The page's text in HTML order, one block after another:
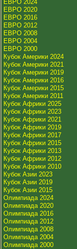
ЕВРО 2024
ЕВРО 2020
ЕВРО 2016
ЕВРО 2012
ЕВРО 2008
ЕВРО 2004
ЕВРО 2000
Кубок Америки 2024
Кубок Америки 2021
Кубок Америки 2019
Кубок Америки 2016
Кубок Америки 2015
Кубок Америки 2011
Кубок Африки 2025
Кубок Африки 2023
Кубок Африки 2021
Кубок Африки 2019
Кубок Африки 2017
Кубок Африки 2015
Кубок Африки 2013
Кубок Африки 2012
Кубок Африки 2010
Кубок Азии 2023
Кубок Азии 2019
Кубок Азии 2015
Олимпиада 2024
Олимпиада 2020
Олимпиада 2016
Олимпиада 2012
Олимпиада 2008
Олимпиада 2004
Олимпиада 2000